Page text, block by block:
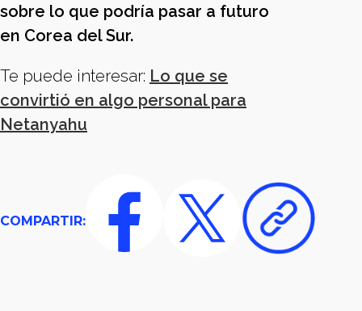
sobre lo que podría pasar a futuro
en Corea del Sur.
Te puede interesar: Lo que se
convirtió en algo personal para
Netanyahu
COMPARTIR: